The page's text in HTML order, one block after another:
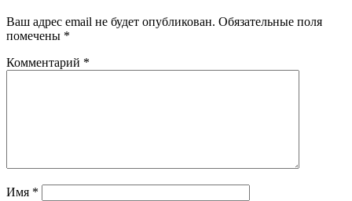
Ваш адрес email не будет опубликован. Обязательные поля
помечены *
Комментарий *
Имя *